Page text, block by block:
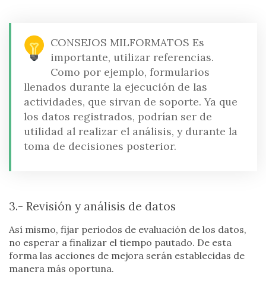
CONSEJOS MILFORMATOS Es
importante, utilizar referencias.
Como por ejemplo, formularios
llenados durante la ejecución de las
actividades, que sirvan de soporte. Ya que
los datos registrados, podrían ser de
utilidad al realizar el análisis, y durante la
toma de decisiones posterior.
3.- Revisión y análisis de datos
Así mismo, fijar periodos de evaluación de los datos,
no esperar a finalizar el tiempo pautado. De esta
forma las acciones de mejora serán establecidas de
manera más oportuna.